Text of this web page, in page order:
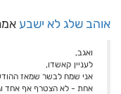
אוהב שלג לא ישבע
ואגב,
לעניין קאשדו,
אני שמח לבשר שמאז
אחת - לא הצטרף אף אחד